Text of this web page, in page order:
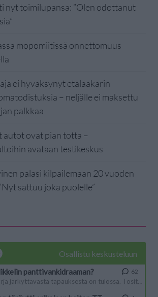
nyt toimilupansa: ”Olen odottanut
mopomiitissä onnettomuus
ei hyväksynyt etälääkärin
– neljälle ei maksettu
palkkaa
autot ovat pian totta –
avataan testikeskus
palasi kilpailemaan 20 vuoden
sattuu joka puolelle”